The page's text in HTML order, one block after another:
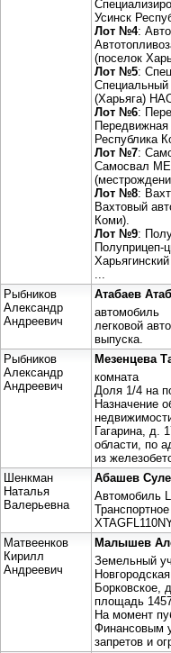
Усинск
Лот №4:
(поселок
Лот №5:
Специальный
(Харьяга)
Лот №6:
Передвижная
Республика
Лот №7:
Самосвал
Лот №8:
Вахтовый
Коми).
Лот №9:
Полуприцеп-
Рыбников
Александр
Андреевич
Атабаев
автомобиль
легковой
выпуска.
Рыбников
Александр
Андреевич
Мезенцева
комната
Доля 1/4 на
Назначение
Гагарина, д.
области, по
из
Шенкман
Наталья
Валерьевна
Абашев
Автомобиль
Матвеенков
Кирилл
Андреевич
Малышев
Земельный
Борковское,
площадь
На момент
Финансовым
запретов и